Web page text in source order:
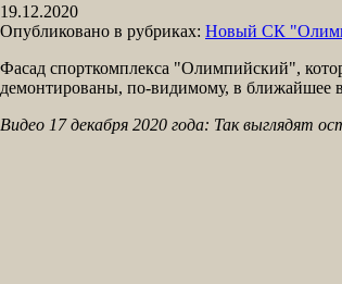
19.12.2020
Опубликовано в рубриках: Новый СК
Фасад спорткомплекса "Олимпийский",
демонтированы, по-видимому, в ближайшее
Видео 17 декабря 2020 года: Так выглядят